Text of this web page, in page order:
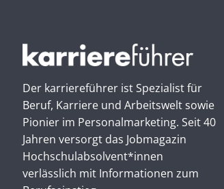
Der karriereführer ist Spezialist für
Beruf, Karriere und Arbeitswelt sowie
Pionier im Personal­marketing. Seit 40
Jahren versorgt das Jobmagazin
Hochschul­absolvent*innen
verlässlich mit Informationen zum